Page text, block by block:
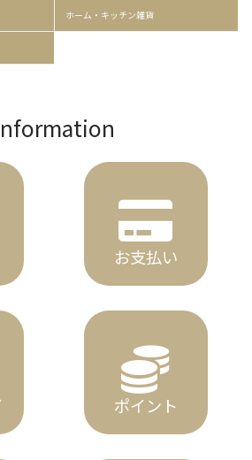
ホーム・キッチン雑貨
お支払い
ポイント